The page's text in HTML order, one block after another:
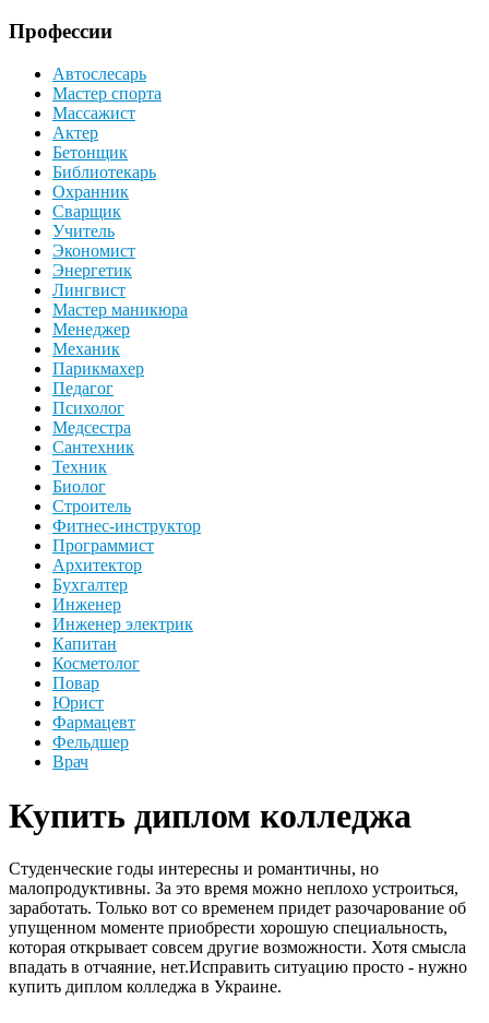
Профессии
Автослесарь
Мастер спорта
Массажист
Актер
Бетонщик
Библиотекарь
Охранник
Сварщик
Учитель
Экономист
Энергетик
Лингвист
Мастер маникюра
Менеджер
Механик
Парикмахер
Педагог
Психолог
Медсестра
Сантехник
Техник
Биолог
Строитель
Фитнес-инструктор
Программист
Архитектор
Бухгалтер
Инженер
Инженер электрик
Капитан
Косметолог
Повар
Юрист
Фармацевт
Фельдшер
Врач
Купить диплом колледжа
Студенческие годы интересны и романтичны, но
малопродуктивны. За это время можно неплохо устроиться,
заработать. Только вот со временем придет разочарование об
упущенном моменте приобрести хорошую специальность,
которая открывает совсем другие возможности. Хотя смысла
впадать в отчаяние, нет.Исправить ситуацию просто - нужно
купить диплом колледжа в Украине.